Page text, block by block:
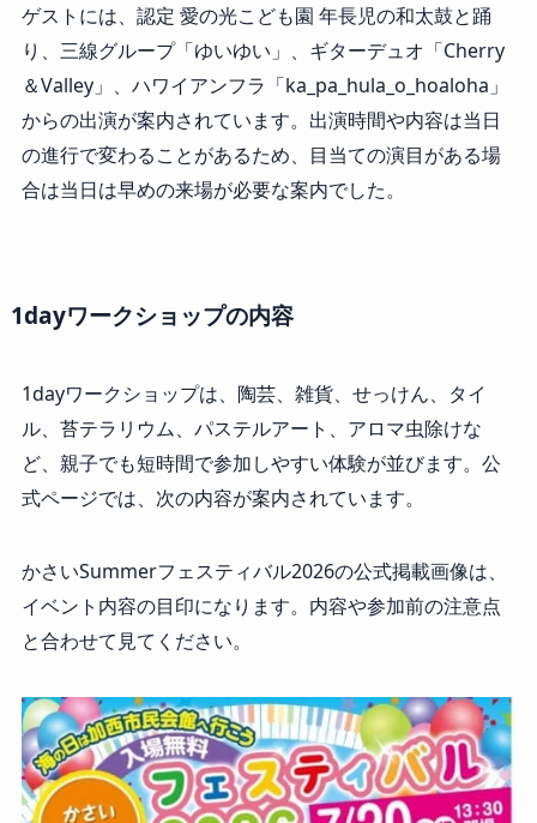
ゲストには、認定 愛の光こども園 年長児の和太鼓と踊
り、三線グループ「ゆいゆい」、ギターデュオ「Cherry
＆Valley」、ハワイアンフラ「ka_pa_hula_o_hoaloha」
からの出演が案内されています。出演時間や内容は当日
の進行で変わることがあるため、目当ての演目がある場
合は当日は早めの来場が必要な案内でした。
1dayワークショップの内容
1dayワークショップは、陶芸、雑貨、せっけん、タイ
ル、苔テラリウム、パステルアート、アロマ虫除けな
ど、親子でも短時間で参加しやすい体験が並びます。公
式ページでは、次の内容が案内されています。
かさいSummerフェスティバル2026の公式掲載画像は、
イベント内容の目印になります。内容や参加前の注意点
と合わせて見てください。